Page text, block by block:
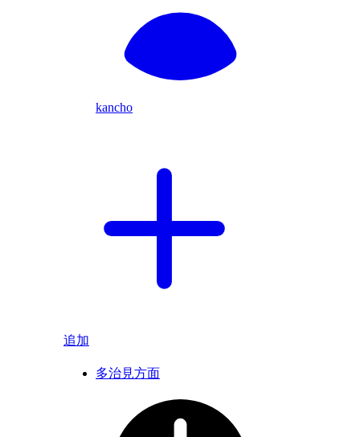
kancho
追加
多治見方面